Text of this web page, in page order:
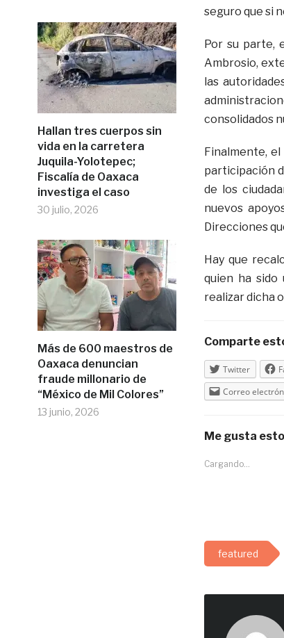
Hallan tres cuerpos sin
vida en la carretera
Juquila-Yolotepec;
Fiscalía de Oaxaca
investiga el caso
30 julio, 2026
Más de 600 maestros de
Oaxaca denuncian
fraude millonario de
“México de Mil Colores”
13 junio, 2026
seguro que si
Por su parte,
Ambrosio,
las
consolidados
Finalmente,
participación
de los
nuevos
Direcciones
Hay que
quien ha
realizar dicha
Comparte
Twitter
Correo
Me gusta
Cargando...
featured